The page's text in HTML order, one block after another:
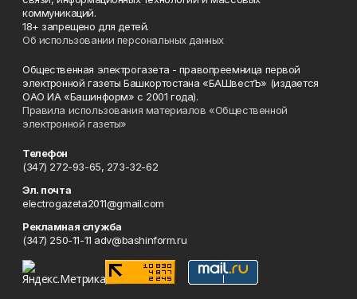
коммуникаций.
18+ запрещено для детей.
Об использовании персональных данных
Общественная электрогазета - правопреемница первой
электронной газеты Башкортостана «БАШвестЪ» (издается
ОАО ИА «Башинформ» с 2001 года).
Правила использования материалов «Общественной
электронной газеты»
Телефон
(347) 272-93-65, 273-32-62
Эл. почта
electrogazeta2011@gmail.com
Рекламная служба
(347) 250-11-11 adv@bashinform.ru